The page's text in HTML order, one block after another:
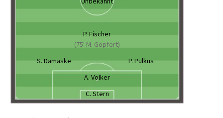
P. Fischer
(75' M. Göpfert)
S. Damaske
P. Pulkus
A. Völker
C. Stern